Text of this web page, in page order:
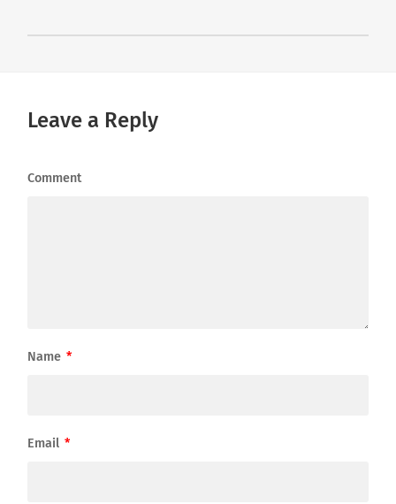
Leave a Reply
Comment
Name *
Email *